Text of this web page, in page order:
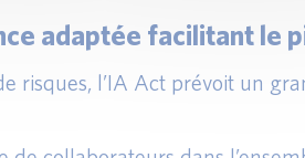
adaptée facilitant le
risques, l’IA Act prévoit un